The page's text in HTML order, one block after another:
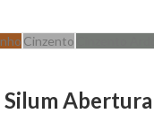
Cinzento
Silum